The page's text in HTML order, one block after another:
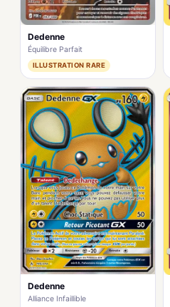
Dedenne
Équilibre Parfait
ILLUSTRATION RARE
Dedenne
Alliance Infaillible